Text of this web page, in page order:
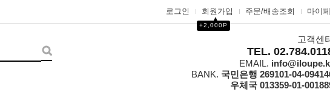
로그인 회원가입
▲
+2,000P
주문/배송조회 마이
고객센
TEL.
EMAIL.
BANK. 국민은행 269101-04-
우체국 013359-01-